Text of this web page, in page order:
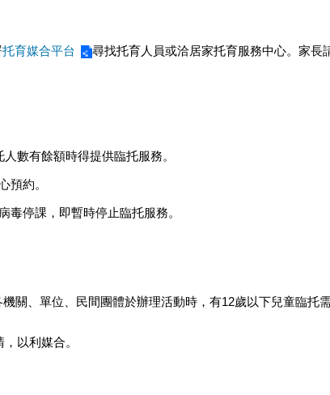
托育媒合平台
尋找托育人員或洽居家托育服務中心。家
數有餘額時得提供臨托服務。
預約。
毒停課，即暫時停止臨托服務。
關、單位、民間團體於辦理活動時，有12歲以下兒童臨托需
以利媒合。